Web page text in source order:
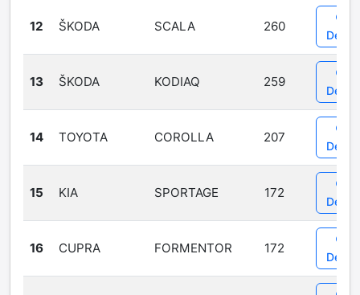
12 ŠKODA SCALA 260
Detail
13 ŠKODA KODIAQ 259
Detail
14 TOYOTA COROLLA 207
Detail
15 KIA SPORTAGE 172
Detail
16 CUPRA FORMENTOR 172
Detail